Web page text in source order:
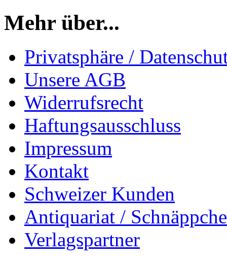
Mehr über...
Privatsphäre /
Unsere AGB
Widerrufsrecht
Haftungsausschluss
Impressum
Kontakt
Schweizer Kunden
Antiquariat /
Verlagspartner